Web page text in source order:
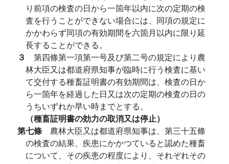
り前項の検査の日から一箇年以内に次の定期の検
査を行うことができない場合には、同項の規定に
かかわらず同項の有効期間を六箇月以内に限り延
長することができる。
３ 第四條第一項第一号及び第二号の規定により農
林大臣又は都道府県知事が臨時に行う検査に基い
て交付する種畜証明書の有効期間は、検査の日か
ら一箇年を経過した日又は次の定期の検査の日の
うちいずれか早い時までとする。
（種畜証明書の効力の取消又は停止）
第七條 農林大臣又は都道府県知事は、第三十五條
の検査の結果、疾患にかかつていると認めた種畜
について、その疾患の程度により、それぞれその